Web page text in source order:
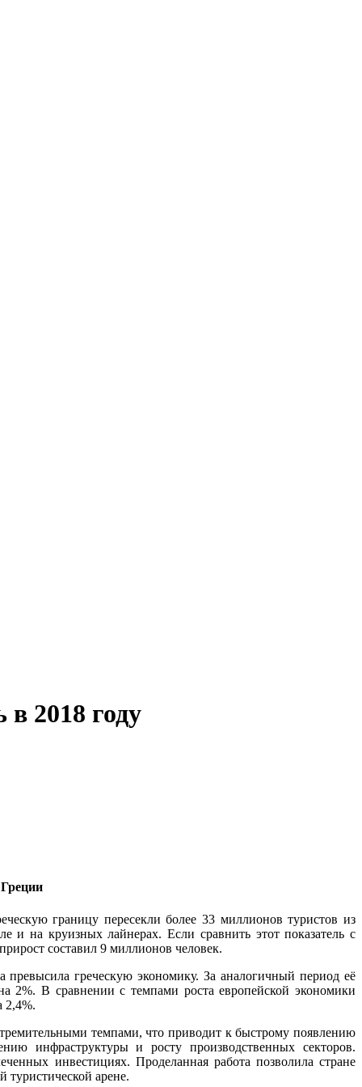
2018 году
границу пересекли более 33 миллионов туристов из
и на круизных лайнерах. Если сравнить этот показатель с
составил 9 миллионов человек.
превысила греческую экономику. За аналогичный период её
2%. В сравнении с темпами роста европейской экономики
2,4%.
темпами, что приводит к быстрому появлению
инфраструктуры и росту производственных секторов.
инвестициях. Проделанная работа позволила стране
туристической арене.